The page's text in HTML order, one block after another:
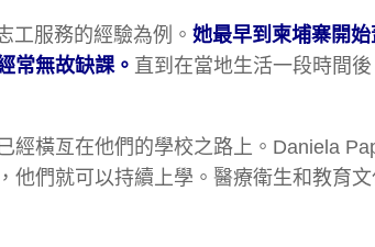
工服務的經驗為例。 她最早到柬埔寨開
常無故缺課。 直到在當地生活一段時間
經橫亙在他們的學校之路上。Daniela
他們就可以持續上學。醫療衛生和教育